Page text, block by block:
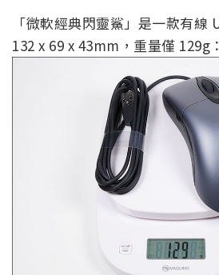
「微軟經典閃靈鯊」是一款有線
132 x 69 x 43mm，重量僅 129g：